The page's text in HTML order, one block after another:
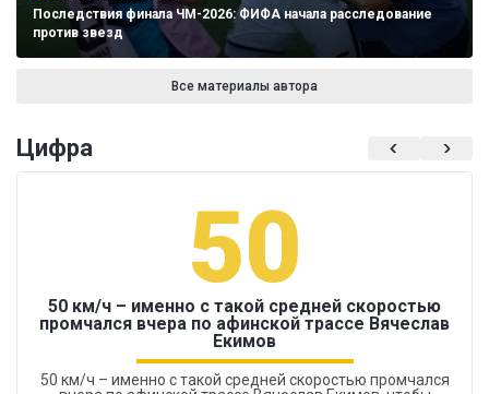
Последствия финала ЧМ-2026: ФИФА начала расследование
против звезд
Все материалы автора
Цифра
50
50 км/ч – именно с такой средней скоростью
промчался вчера по афинской трассе Вячеслав
Екимов
50 км/ч – именно с такой средней скоростью промчался